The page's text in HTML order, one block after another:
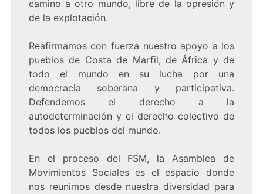
camino a otro mundo, libre de la opresión y
de la explotación.
Reafirmamos con fuerza nuestro apoyo a los
pueblos de Costa de Marfil, de África y de
todo el mundo en su lucha por una
democracia soberana y participativa.
Defendemos el derecho a la
autodeterminación y el derecho colectivo de
todos los pueblos del mundo.
En el proceso del FSM, la Asamblea de
Movimientos Sociales es el espacio donde
nos reunimos desde nuestra diversidad para